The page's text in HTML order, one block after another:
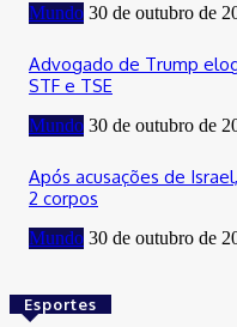
Mundo 30 de outubro de
Advogado de Trump
STF e TSE
Mundo 30 de outubro de
Após acusações de
2 corpos
Mundo 30 de outubro de
Esportes